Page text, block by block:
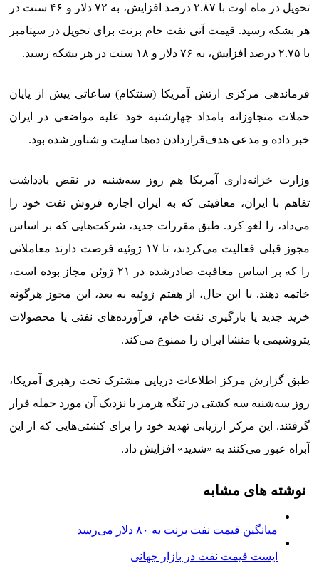
تحویل در ماه اوت با ۲.۸۷ درصد افزایش، به ۷۲ دلار و ۴۶ سنت در
هر بشکه رسید. قیمت آتی نفت خام برنت برای تحویل در سپتامبر
با ۲.۷۵ درصد افزایش، به ۷۶ دلار و ۱۸ سنت در هر بشکه رسید.
فرماندهی مرکزی ارتش آمریکا (سنتکام) ساعاتی پیش از پایان
حملات متجاوزانه بامداد چهارشنبه خود علیه مواضعی در ایران
خبر داده و مدعی هدف‌قراردادن ده‌ها سایت و شناور شده بود.
وزارت خزانه‌داری آمریکا هم روز سه‌شنبه در نقض یادداشت
تفاهم‌ با ایران، معافیتی که به ایران اجازه فروش نفت خود را
می‌داد، را لغو کرد. طبق مقررات جدید، شرکت‌هایی که بر اساس
مجوز قبلی فعالیت می‌کردند، تا ۱۷ ژوئیه فرصت دارند معاملاتی
را که بر اساس معافیت صادرشده در ۲۱ ژوئن مجاز بوده است،
خاتمه دهند. با این حال، از هفتم ژوئیه به بعد، این مجوز هرگونه
خرید جدید یا بارگیری نفت خام، فرآورده‌های نفتی یا محصولات
پتروشیمی با منشا ایران را ممنوع می‌کند.
طبق گزارش مرکز اطلاعات دریایی مشترک تحت رهبری آمریکا،
روز سه‌شنبه سه کشتی در تنگه هرمز یا نزدیک آن مورد حمله قرار
گرفتند. این مرکز ارزیابی تهدید خود را برای کشتی‌هایی که از این
آبراه عبور می‌کنند به «شدید» افزایش داد.
نوشته های مشابه
میانگین قیمت نفت برنت به ۸۰ دلار می‌رسد
ایست قیمت نفت در بازار جهانی